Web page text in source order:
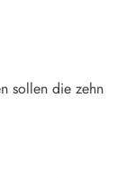
sollen die zehn